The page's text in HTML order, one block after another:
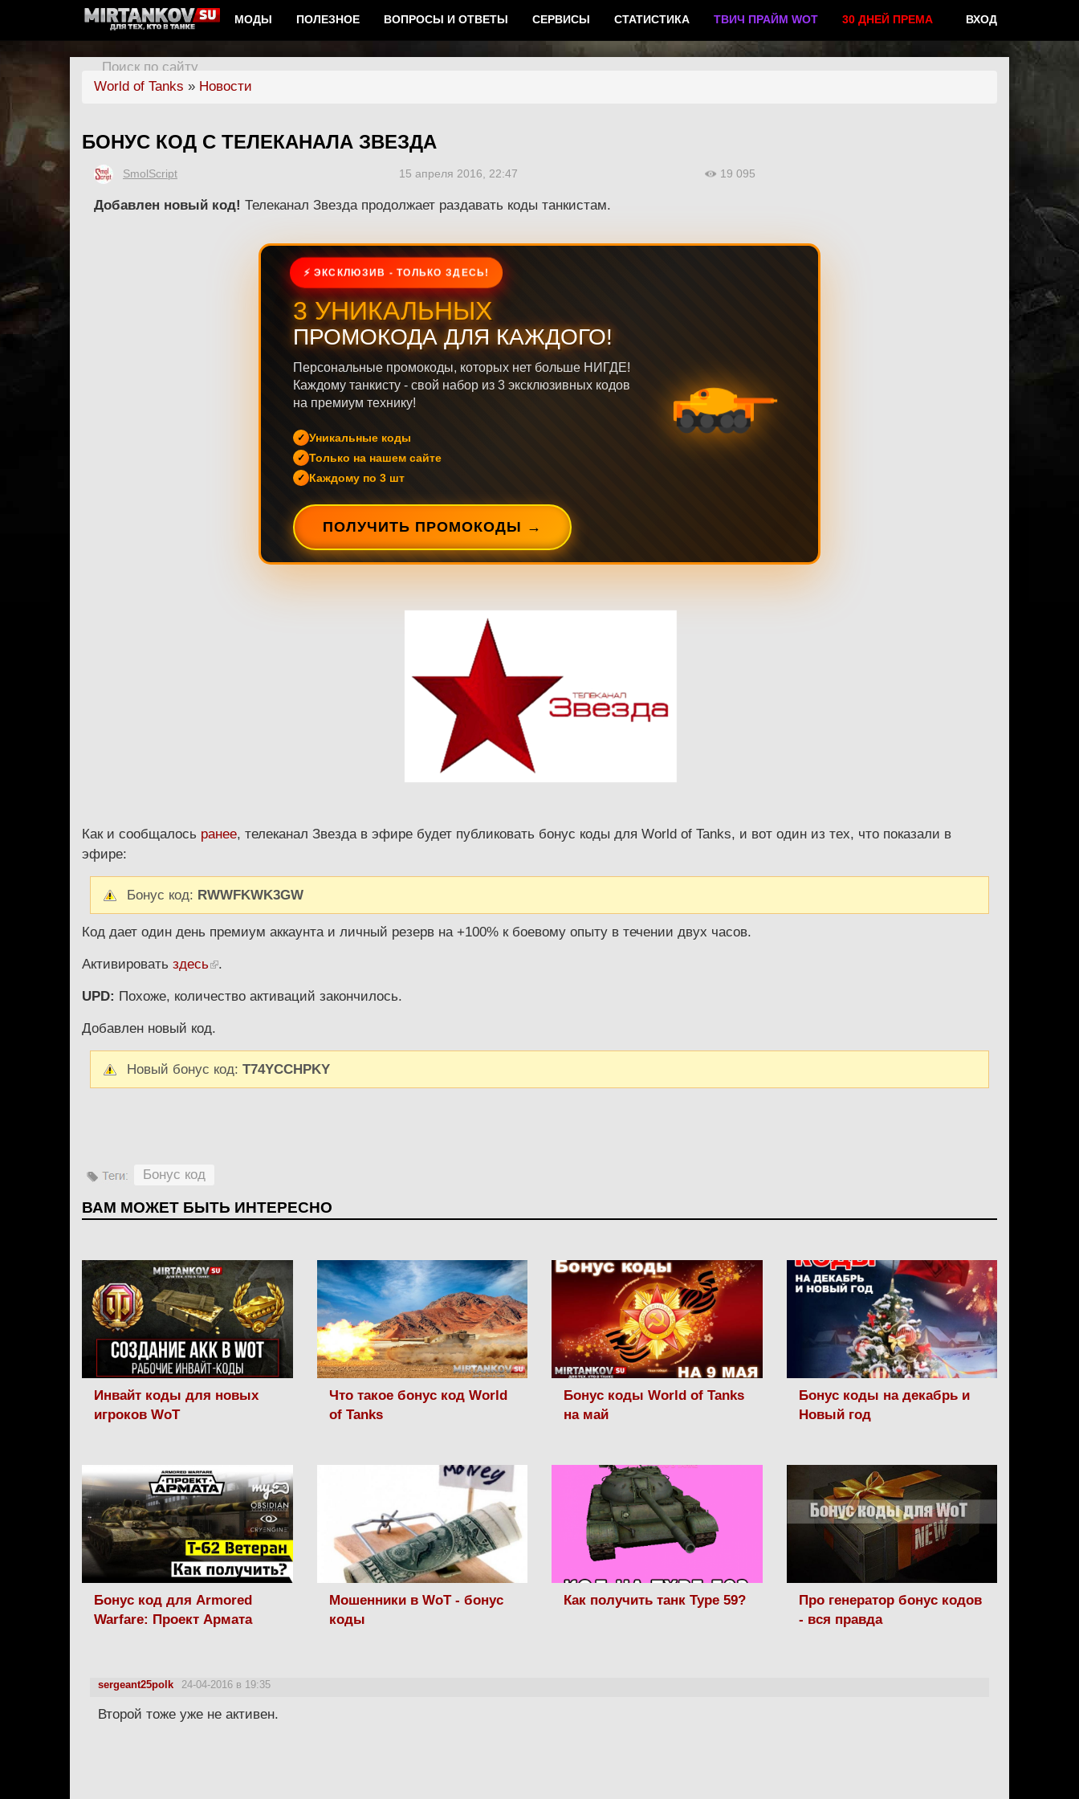
МОДЫ ПОЛЕЗНОЕ ВОПРОСЫ И ОТВЕТЫ СЕРВИСЫ СТАТИСТИКА ТВИЧ ПРАЙМ WOT 30 ДНЕЙ ПРЕМА ВХОД
Поиск по сайту
World of Tanks » Новости
БОНУС КОД С ТЕЛЕКАНАЛА ЗВЕЗДА
SmolScript 15 апреля 2016, 22:47 19 095
Добавлен новый код! Телеканал Звезда продолжает раздавать коды танкистам.
⚡ ЭКСКЛЮЗИВ - ТОЛЬКО ЗДЕСЬ!
3 УНИКАЛЬНЫХ
ПРОМОКОДА ДЛЯ КАЖДОГО!
Персональные промокоды, которых нет больше НИГДЕ!
Каждому танкисту - свой набор из 3 эксклюзивных кодов
на премиум технику!
Уникальные коды
Только на нашем сайте
Каждому по 3 шт
ПОЛУЧИТЬ ПРОМОКОДЫ →
Как и сообщалось ранее, телеканал Звезда в эфире будет публиковать бонус коды для World of Tanks, и вот один из тех, что показали в
эфире:
Бонус код: RWWFKWK3GW
Код дает один день премиум аккаунта и личный резерв на +100% к боевому опыту в течении двух часов.
Активировать здесь .
UPD: Похоже, количество активаций закончилось.
Добавлен новый код.
Новый бонус код: T74YCCHPKY
Бонус код
ВАМ МОЖЕТ БЫТЬ ИНТЕРЕСНО
Инвайт коды для новых
игроков WoT
Что такое бонус код World
of Tanks
Бонус коды World of Tanks
на май
Бонус коды на декабрь и
Новый год
Бонус код для Armored
Warfare: Проект Армата
Мошенники в WoT - бонус
коды
Как получить танк Type 59?
Про генератор бонус кодов
- вся правда
sergeant25polk 24-04-2016 в 19:35
Второй тоже уже не активен.